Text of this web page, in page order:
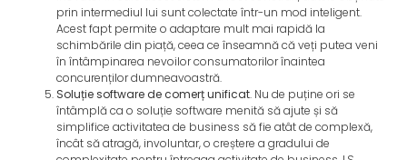
prin intermediul lui sunt colectate într-un mod inteligent.
Acest fapt permite o adaptare mult mai rapidă la
schimbările din piață, ceea ce înseamnă că veți putea veni
în întâmpinarea nevoilor consumatorilor înaintea
concurenților dumneavoastră.
Soluție software de comerț unificat. Nu de puține ori se
întâmplă ca o soluție software menită să ajute și să
simplifice activitatea de business să fie atât de complexă,
încât să atragă, involuntar, o creștere a gradului de